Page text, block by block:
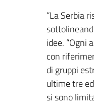
“La Serbia
idee. “Ogni
con
di gruppi
ultime tre
si sono